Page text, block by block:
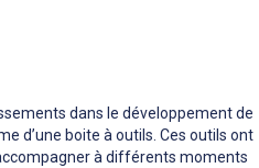
dans le développement de
d’une boite à outils. Ces outils ont
à différents moments